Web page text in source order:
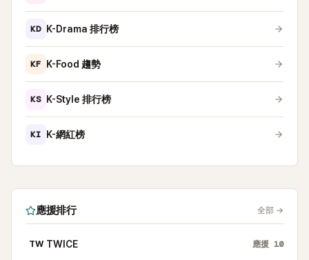
KD K-Drama 排行榜
KF K-Food 趨勢
KS K-Style 排行榜
KI K-網紅榜
應援排行 全部 →
TW TWICE 應援 10